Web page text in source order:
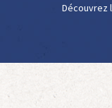
Découvrez